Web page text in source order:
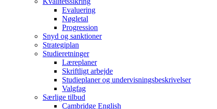
Evaluering
Nøgletal
Progression
Snyd og sanktioner
Strategiplan
Studieretninger
Læreplaner
Skriftligt arbejde
Studieplaner og undervisningsbeskrivelser
Valgfag
Særlige tilbud
Cambridge English